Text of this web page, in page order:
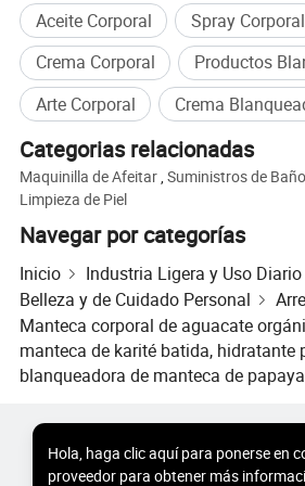
requisito de envase, la calidad del
P: ¿es usted una fábrica o una
R: Sí, somos una fábrica profesional
basada en las ventas de la red.
P: ¿Dónde está ubicada su fábrica?
R: Está situado en Longgui, distrito
Guangzhou.
P: ¿Cuántos empleados tiene?
R: Hay alrededor de un centenar de
fábrica y la empresa.
P: ¿Cuántos años de experiencia en
R: Nuestra fábrica se ha
durante 15 años y goza de una cierta
Aceite Corporal
Spray Corporal
Crema Corporal
Productos
Arte Corporal
Crema
Categorias relacionadas
Maquinilla de Afeitar,Suministros de Baño
Limpieza de Piel
Navegar por categorías
Inicio Industria Ligera y Uso Diario
Belleza y de Cuidado Personal
Manteca corporal de aguacate
manteca de karité batida, hidratante
blanqueadora de manteca de papaya
Hola, haga clic aquí para ponerse en
proveedor para obtener más
Precio de
Productos Populares al por Mayor